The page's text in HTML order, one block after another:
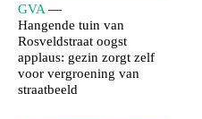
GVA —
Hangende tuin van
Rosveldstraat oogst
applaus: gezin zorgt zelf
voor vergroening van
straatbeeld